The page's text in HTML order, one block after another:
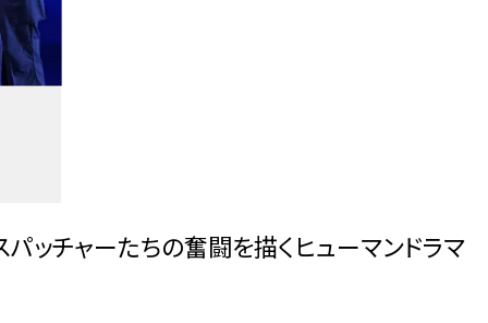
パッチャーたちの奮闘を描くヒューマンドラマ